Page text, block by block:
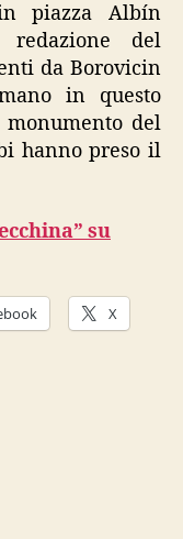
piazza Albín
redazione del
da Borovicin
in questo
del
hanno preso il
su
X